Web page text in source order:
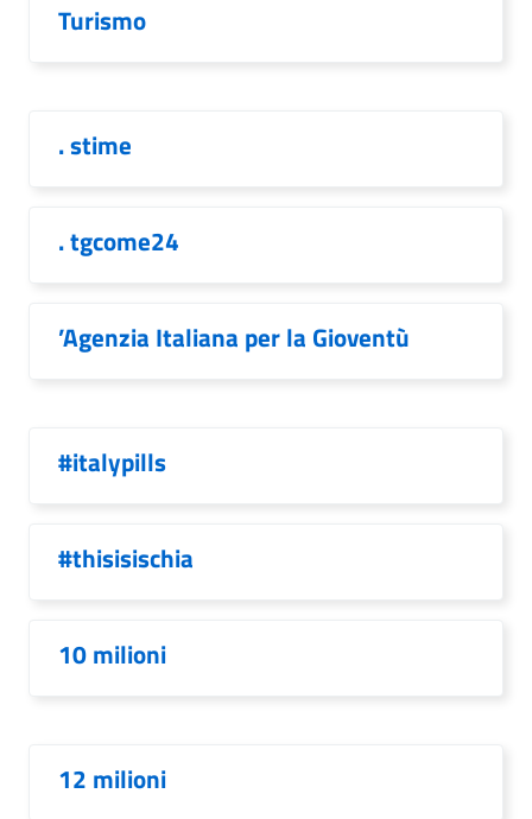
Turismo
. stime
. tgcome24
’Agenzia Italiana per la Gioventù
#italypills
#thisisischia
10 milioni
12 milioni